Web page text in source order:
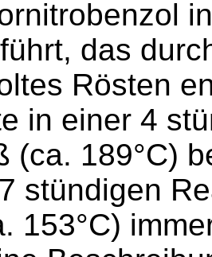
das
Rösten
in einer 4
(ca. 189°C)
stündigen
153°C)